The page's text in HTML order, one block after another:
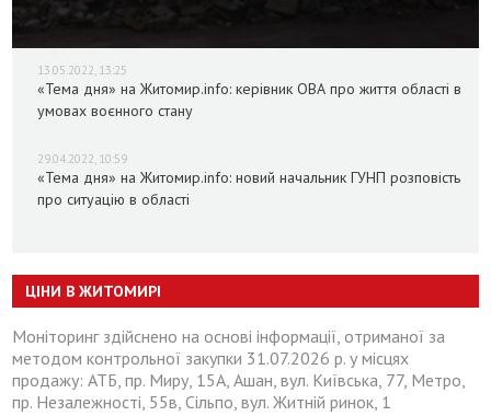
13.05.2022, 13:25
«Тема дня» на Житомир.info: керівник ОВА про життя області в
умовах воєнного стану
29.04.2022, 10:59
«Тема дня» на Житомир.info: новий начальник ГУНП розповість
про ситуацію в області
ЦІНИ В ЖИТОМИРІ
Моніторинг здійснено на основі інформації, отриманої за
методом контрольної закупки 31.07.2026 р. у місцях
продажу: АТБ, пр. Миру, 15А, Ашан, вул. Київська, 77, Метро,
пр. Незалежності, 55в, Сільпо, вул. Житній ринок, 1